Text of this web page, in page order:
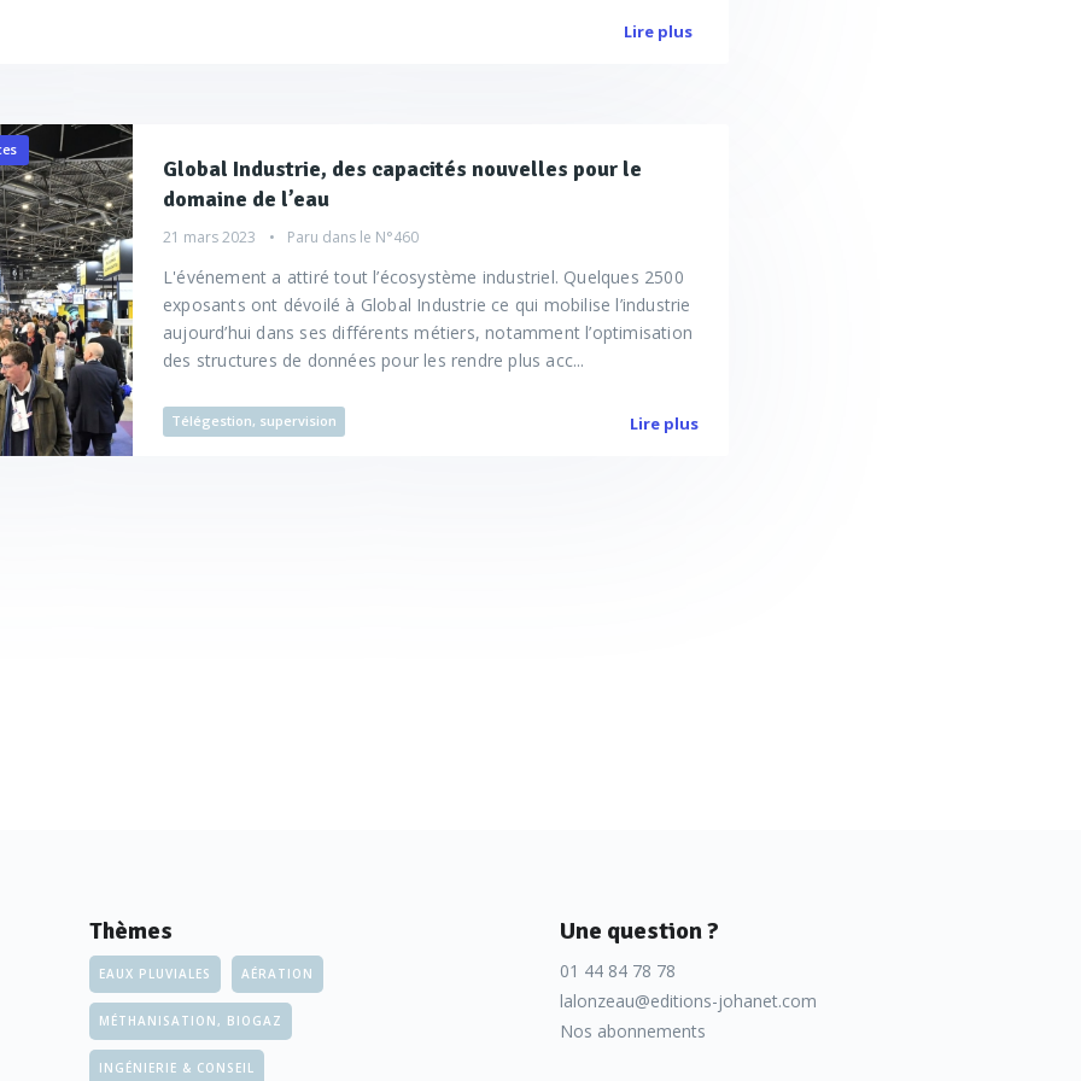
Lire plus
Global Industrie, des capacités nouvelles pour le
domaine de l’eau
21 mars 2023 Paru dans le N°460
L'événement a attiré tout l’écosystème industriel. Quelques 2500
exposants ont dévoilé à Global Industrie ce qui mobilise l’industrie
aujourd’hui dans ses différents métiers, notamment l’optimisation
des structures de données pour les rendre plus acc...
Télégestion, supervision Lire plus
Thèmes
EAUX PLUVIALES AÉRATION
MÉTHANISATION, BIOGAZ
INGÉNIERIE & CONSEIL
Une question ?
01 44 84 78 78
lalonzeau@editions-johanet.com
Nos abonnements